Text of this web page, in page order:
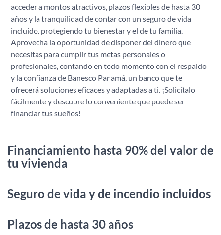
acceder a montos atractivos, plazos flexibles de hasta 30
años y la tranquilidad de contar con un seguro de vida
incluido, protegiendo tu bienestar y el de tu familia.
Aprovecha la oportunidad de disponer del dinero que
necesitas para cumplir tus metas personales o
profesionales, contando en todo momento con el respaldo
y la confianza de Banesco Panamá, un banco que te
ofrecerá soluciones eficaces y adaptadas a ti. ¡Solicítalo
fácilmente y descubre lo conveniente que puede ser
financiar tus sueños!
Financiamiento hasta 90% del valor de
tu vivienda
Seguro de vida y de incendio incluidos
Plazos de hasta 30 años